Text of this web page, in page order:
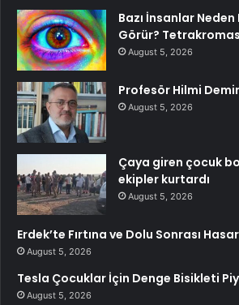
Bazı İnsanlar
Görür?
August 5, 2026
Profesör Hilmi
August 5, 2026
Çaya giren çocuk
ekipler kurtardı
August 5, 2026
Erdek’te Fırtına ve Dolu Sonrası
August 5, 2026
Tesla Çocuklar İçin Denge Bisikleti
August 5, 2026